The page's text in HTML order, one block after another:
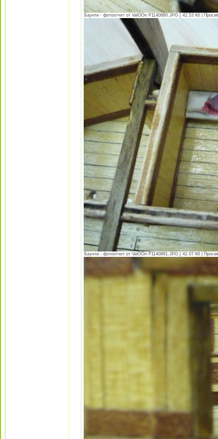
Баунти - фотоотчет от ValOOn P1140880.JPG [ 42.53 Кб |
Баунти - фотоотчет от ValOOn P1140881.JPG [ 42.07 Кб |